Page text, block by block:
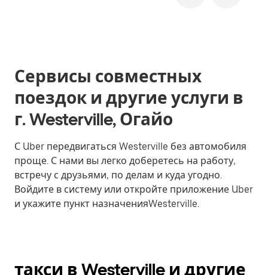
Сервисы совместных
поездок и другие услуги в
г. Westerville, Огайо
С Uber передвигаться Westerville без автомобиля
проще. С нами вы легко доберетесь на работу,
встречу с друзьями, по делам и куда угодно.
Войдите в систему или откройте приложение Uber
и укажите пункт назначенияWesterville.
такси в Westerville и другие